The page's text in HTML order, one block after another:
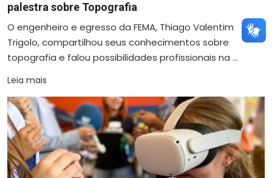
palestra sobre Topografia
O engenheiro e egresso da FEMA, Thiago Valentim
Trigolo, compartilhou seus conhecimentos sobre
topografia e falou possibilidades profissionais na ...
Leia mais